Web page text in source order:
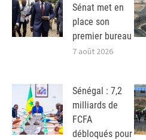
Sénat met en
place son
premier bureau
7 août 2026
Sénégal : 7,2
milliards de
FCFA
débloqués pour